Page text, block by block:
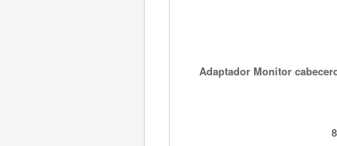
Adaptador Monitor